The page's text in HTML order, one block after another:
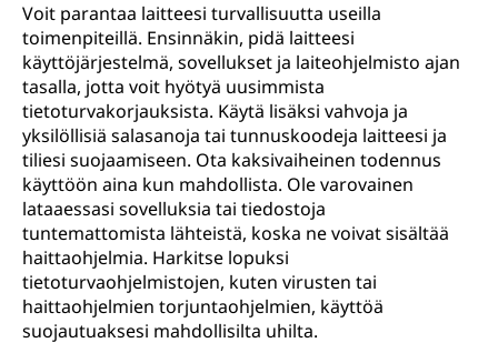
Voit parantaa laitteesi turvallisuutta useilla
toimenpiteillä. Ensinnäkin, pidä laitteesi
käyttöjärjestelmä, sovellukset ja laiteohjelmisto ajan
tasalla, jotta voit hyötyä uusimmista
tietoturvakorjauksista. Käytä lisäksi vahvoja ja
yksilöllisiä salasanoja tai tunnuskoodeja laitteesi ja
tiliesi suojaamiseen. Ota kaksivaiheinen todennus
käyttöön aina kun mahdollista. Ole varovainen
lataaessasi sovelluksia tai tiedostoja
tuntemattomista lähteistä, koska ne voivat sisältää
haittaohjelmia. Harkitse lopuksi
tietoturvaohjelmistojen, kuten virusten tai
haittaohjelmien torjuntaohjelmien, käyttöä
suojautuaksesi mahdollisilta uhilta.